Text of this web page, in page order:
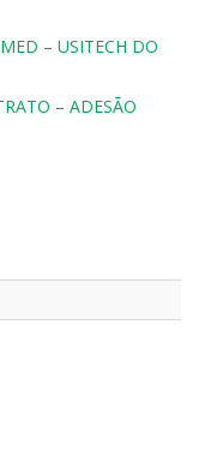
– USITECH DO
– ADESÃO